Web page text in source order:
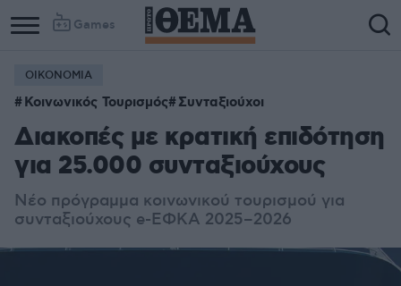
Games
ΟΙΚΟΝΟΜΙΑ
Κοινωνικός Τουρισμός Συνταξιούχοι
Διακοπές με κρατική επιδότηση
για 25.000 συνταξιούχους
Νέο πρόγραμμα κοινωνικού τουρισμού για
συνταξιούχους e-ΕΦΚΑ 2025–2026